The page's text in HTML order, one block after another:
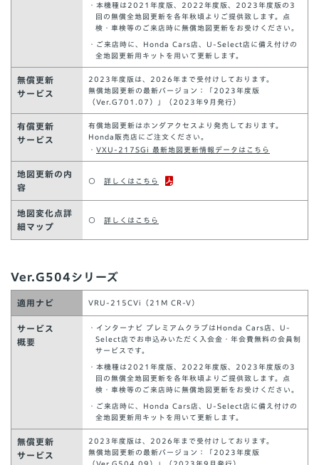
・本機種は2021年度版、2022年度版、2023年度版の3
回の無償全地図更新を各年秋頃よりご提供致します。点
検・車検等のご来店時に無償地図更新をお受けください。
・ご来店時に、Honda Cars店、U-Select店に備え付けの
全地図更新用キットを用いて更新します。
無償更新
サービス
2023年度版は、2026年まで受付けしております。
無償地図更新の最新バージョン：「2023年度版
（Ver.G701.07）」（2023年9月発行）
有償更新
サービス
有償地図更新はホンダアクセスより発売しております。
Honda販売店にご注文ください。
・ VXU-217SGi 最新地図更新情報データはこちら
地図更新の内
容
○ 詳しくはこちら
地図変化点詳
細マップ
○ 詳しくはこちら
Ver.G504シリーズ
適用ナビ VRU-215CVi（21M CR-V）
サービス
概要
・インターナビ プレミアムクラブはHonda Cars店、U-
Select店でお申込みいただく入会金・年会費無料の会員制
サービスです。
・本機種は2021年度版、2022年度版、2023年度版の3
回の無償全地図更新を各年秋頃よりご提供致します。点
検・車検等のご来店時に無償地図更新をお受けください。
・ご来店時に、Honda Cars店、U-Select店に備え付けの
全地図更新用キットを用いて更新します。
無償更新
サービス
2023年度版は、2026年まで受付けしております。
無償地図更新の最新バージョン：「2023年度版